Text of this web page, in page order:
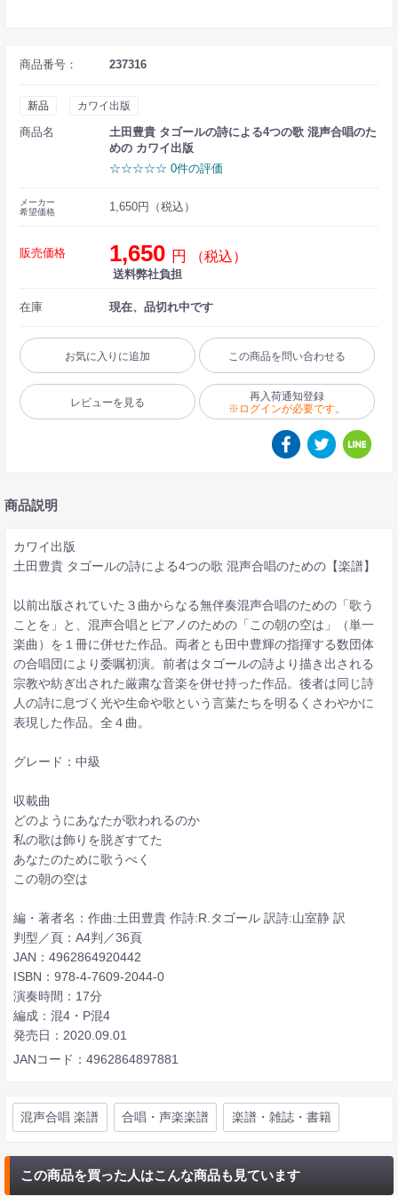
商品番号： 237316
新品 カワイ出版
商品名
土田豊貴 タゴールの詩による4つの歌 混声合唱のた
めの カワイ出版
☆☆☆☆☆ 0件の評価
メーカー
希望価格
1,650円（税込）
販売価格 1,650 円 （税込）
送料弊社負担
在庫 現在、品切れ中です
お気に入りに追加 この商品を問い合わせる
レビューを見る
再入荷通知登録
※ログインが必要です。
商品説明
カワイ出版
土田豊貴 タゴールの詩による4つの歌 混声合唱のための【楽譜】
以前出版されていた３曲からなる無伴奏混声合唱のための「歌う
ことを」と、混声合唱とピアノのための「この朝の空は」（単一
楽曲）を１冊に併せた作品。両者とも田中豊輝の指揮する数団体
の合唱団により委嘱初演。前者はタゴールの詩より描き出される
宗教や紡ぎ出された厳粛な音楽を併せ持った作品。後者は同じ詩
人の詩に息づく光や生命や歌という言葉たちを明るくさわやかに
表現した作品。全４曲。
グレード：中級
収載曲
どのようにあなたが歌われるのか
私の歌は飾りを脱ぎすてた
あなたのために歌うべく
この朝の空は
編・著者名：作曲:土田豊貴 作詩:R.タゴール 訳詩:山室静 訳
判型／頁：A4判／36頁
JAN：4962864920442
ISBN：978-4-7609-2044-0
演奏時間：17分
編成：混4・P混4
発売日：2020.09.01
JANコード：4962864897881
混声合唱 楽譜 合唱・声楽楽譜 楽譜・雑誌・書籍
この商品を買った人はこんな商品も見ています